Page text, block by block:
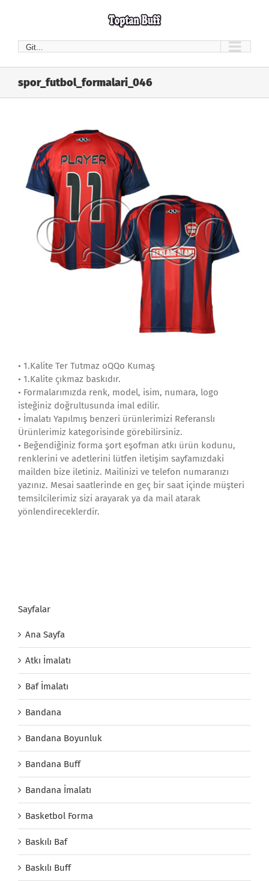
Git...
spor_futbol_formalari_046
• 1.Kalite Ter Tutmaz oQQo Kumaş
• 1.Kalite çıkmaz baskıdır.
• Formalarımızda renk, model, isim, numara, logo
isteğiniz doğrultusunda imal edilir.
• İmalatı Yapılmış benzeri ürünlerimizi Referanslı
Ürünlerimiz kategorisinde görebilirsiniz.
• Beğendiğiniz forma şort eşofman atkı ürün kodunu,
renklerini ve adetlerini lütfen iletişim sayfamızdaki
mailden bize iletiniz. Mailinizi ve telefon numaranızı
yazınız. Mesai saatlerinde en geç bir saat içinde müşteri
temsilcilerimiz sizi arayarak ya da mail atarak
yönlendireceklerdir.
Sayfalar
Ana Sayfa
Atkı İmalatı
Baf İmalatı
Bandana
Bandana Boyunluk
Bandana Buff
Bandana İmalatı
Basketbol Forma
Baskılı Baf
Baskılı Buff